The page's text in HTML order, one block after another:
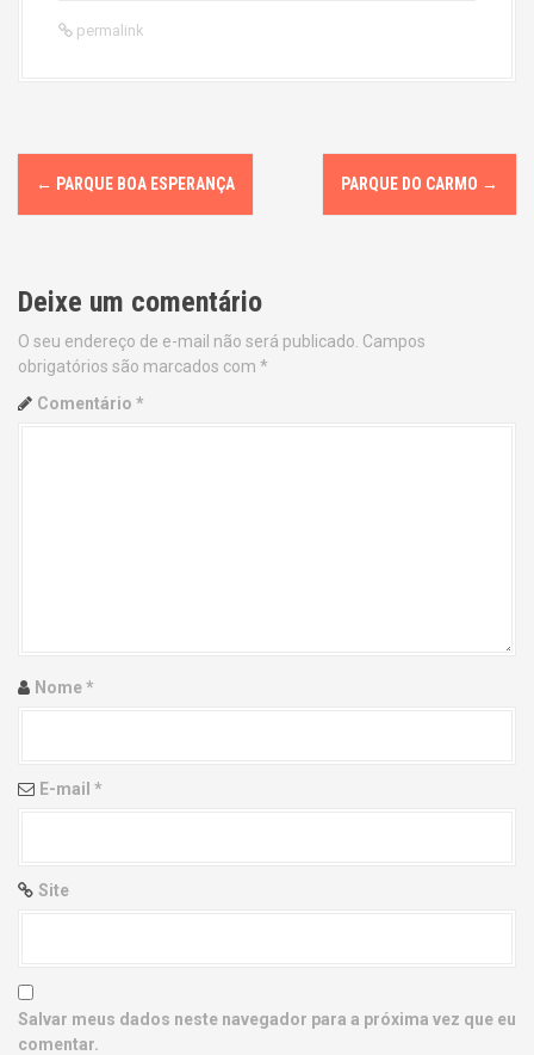
permalink
P
o
t
n
a
i
n
← PARQUE BOA ESPERANÇA PARQUE DO CARMO →
Deixe um comentário
O seu endereço de e-mail não será publicado. Campos
obrigatórios são marcados com *
Comentário *
Nome*
E-mail *
Site
Salvar meus dados neste navegador para a próxima vez que eu
comentar.